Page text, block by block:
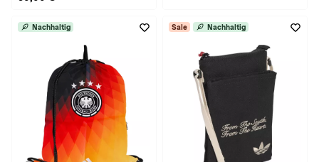
Nachhaltig Sale Nachhaltig